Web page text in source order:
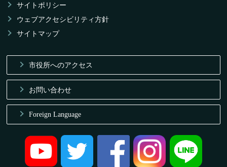
サイトポリシー
ウェブアクセシビリティ方針
サイトマップ
市役所へのアクセス
お問い合わせ
Foreign Language